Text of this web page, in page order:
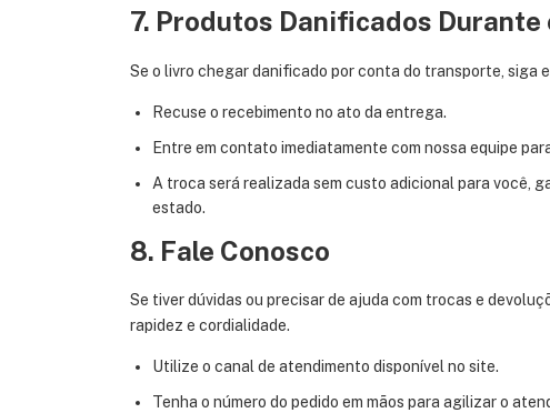
7. Produtos Danificados
Se o livro chegar danificado por conta do transporte, siga
Recuse o recebimento no ato da entrega.
Entre em contato imediatamente com nossa equipe
A troca será realizada sem custo adicional para você,
estado.
8. Fale Conosco
Se tiver dúvidas ou precisar de ajuda com trocas e
rapidez e cordialidade.
Utilize o canal de atendimento disponível no site.
Tenha o número do pedido em mãos para agilizar o